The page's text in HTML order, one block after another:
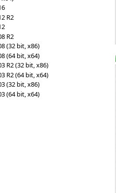
R2
R2
(32 bit, x86)
(64 bit, x64)
R2 (32 bit, x86)
R2 (64 bit, x64)
(32 bit, x86)
(64 bit, x64)